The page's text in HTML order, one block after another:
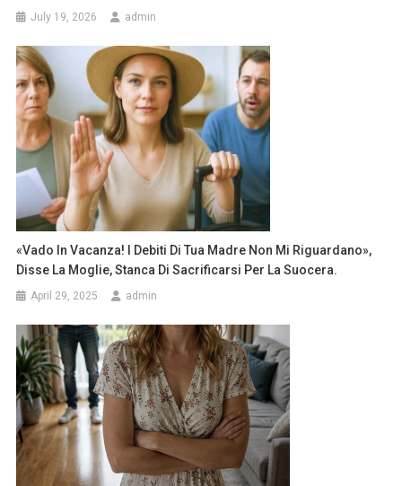
July 19, 2026 admin
«Vado In Vacanza! I Debiti Di Tua Madre Non Mi Riguardano»,
Disse La Moglie, Stanca Di Sacrificarsi Per La Suocera.
April 29, 2025 admin